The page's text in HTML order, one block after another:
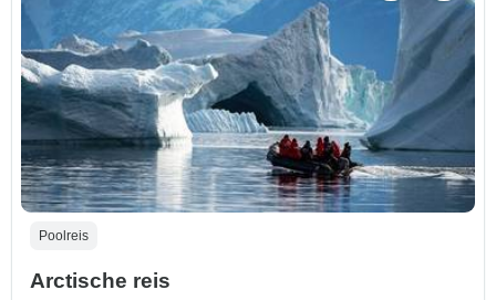
Poolreis
Arctische reis